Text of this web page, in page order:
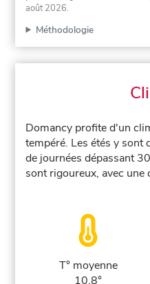
août 2026.
Méthodologie
Domancy profite d'un
tempéré. Les étés y sont
de journées dépassant
sont rigoureux, avec une
T° moyenne
10.8°